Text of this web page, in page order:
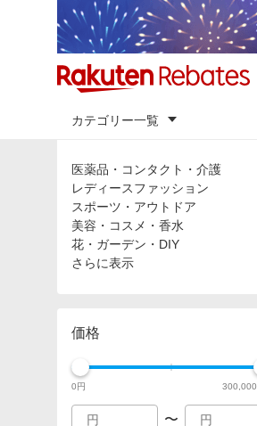
カテゴリー一覧
カテゴリ
医薬品・コンタクト・介護
レディースファッション
スポーツ・アウトドア
美容・コスメ・香水
花・ガーデン・DIY
さらに表示
価格
0円 300,000
〜